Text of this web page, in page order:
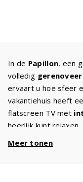
In de Papillon, een
volledig
ervaart u hoe sfeer
vakantiehuis heeft
flatscreen TV met
heerlijk kunt relaxen.
Meer tonen